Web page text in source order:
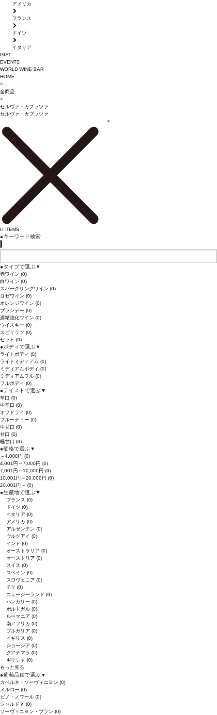
アメリカ
フランス
ドイツ
イタリア
GIFT
EVENTS
WORLD WINE BAR
HOME
>
全商品
>
セルヴァ・カプッツァ
セルヴァ・カプッツァ
×
0 ITEMS
●キーワード検索
●タイプで選ぶ▼
赤ワイン (0)
白ワイン (0)
スパークリングワイン (0)
ロゼワイン (0)
オレンジワイン (0)
ブランデー (0)
酒精強化ワイン (0)
ウイスキー (0)
スピリッツ (0)
セット (0)
●ボディで選ぶ▼
ライトボディ (0)
ライトミディアム (0)
ミディアムボディ (0)
ミディアムフル (0)
フルボディ (0)
●テイストで選ぶ▼
辛口 (0)
中辛口 (0)
オフドライ (0)
フルーティー (0)
中甘口 (0)
甘口 (0)
極甘口 (0)
●価格で選ぶ▼
～4,000円 (0)
4,001円～7,000円 (0)
7,001円～10,000円 (0)
10,001円～20,000円 (0)
20,001円～ (0)
●生産地で選ぶ▼
フランス(0)
ドイツ(0)
イタリア(0)
アメリカ(0)
アルゼンチン(0)
ウルグアイ(0)
インド(0)
オーストラリア(0)
オーストリア(0)
スイス(0)
スペイン(0)
スロヴェニア(0)
チリ(0)
ニュージーランド(0)
ハンガリー(0)
ポルトガル(0)
ルーマニア(0)
南アフリカ(0)
ブルガリア(0)
イギリス(0)
ジョージア(0)
グアテマラ(0)
ギリシャ(0)
もっと見る
●葡萄品種で選ぶ▼
カベルネ・ソーヴィニヨン (0)
メルロー (0)
ピノ・ノワール (0)
シャルドネ (0)
ソーヴィニヨン・ブラン (0)